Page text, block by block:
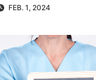
FEB. 1, 2024